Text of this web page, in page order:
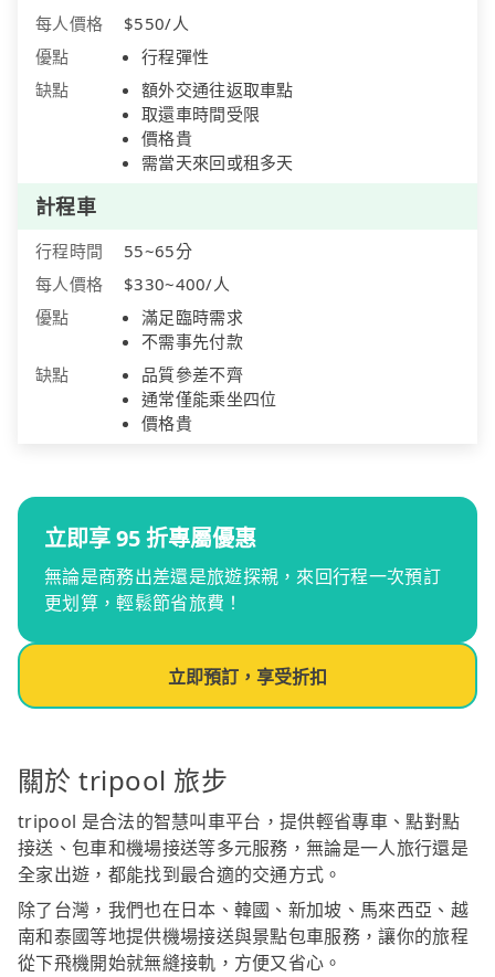
每人價格
$550/人
優點
行程彈性
缺點
額外交通往返取車點
取還車時間受限
價格貴
需當天來回或租多天
計程車
行程時間
55~65分
每人價格
$330~400/人
優點
滿足臨時需求
不需事先付款
缺點
品質參差不齊
通常僅能乘坐四位
價格貴
立即享 95 折專屬優惠
無論是商務出差還是旅遊探親，來回行程一次預訂
更划算，輕鬆節省旅費！
立即預訂，享受折扣
關於 tripool 旅步
tripool 是合法的智慧叫車平台，提供輕省專車、點對點
接送、包車和機場接送等多元服務，無論是一人旅行還是
全家出遊，都能找到最合適的交通方式。
除了台灣，我們也在日本、韓國、新加坡、馬來西亞、越
南和泰國等地提供機場接送與景點包車服務，讓你的旅程
從下飛機開始就無縫接軌，方便又省心。